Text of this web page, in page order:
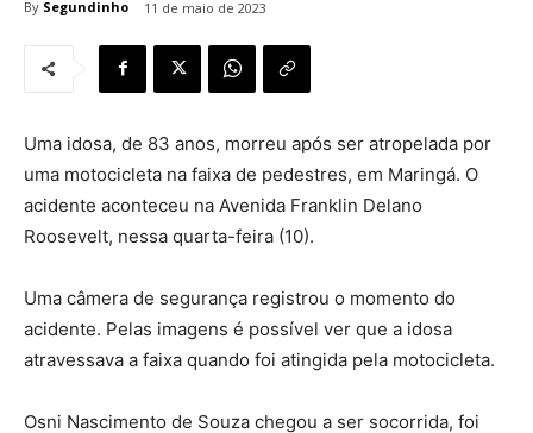
By Segundinho 11 de maio de 2023
Uma idosa, de 83 anos, morreu após ser atropelada por
uma motocicleta na faixa de pedestres, em Maringá. O
acidente aconteceu na Avenida Franklin Delano
Roosevelt, nessa quarta-feira (10).
Uma câmera de segurança registrou o momento do
acidente. Pelas imagens é possível ver que a idosa
atravessava a faixa quando foi atingida pela motocicleta.
Osni Nascimento de Souza chegou a ser socorrida, foi